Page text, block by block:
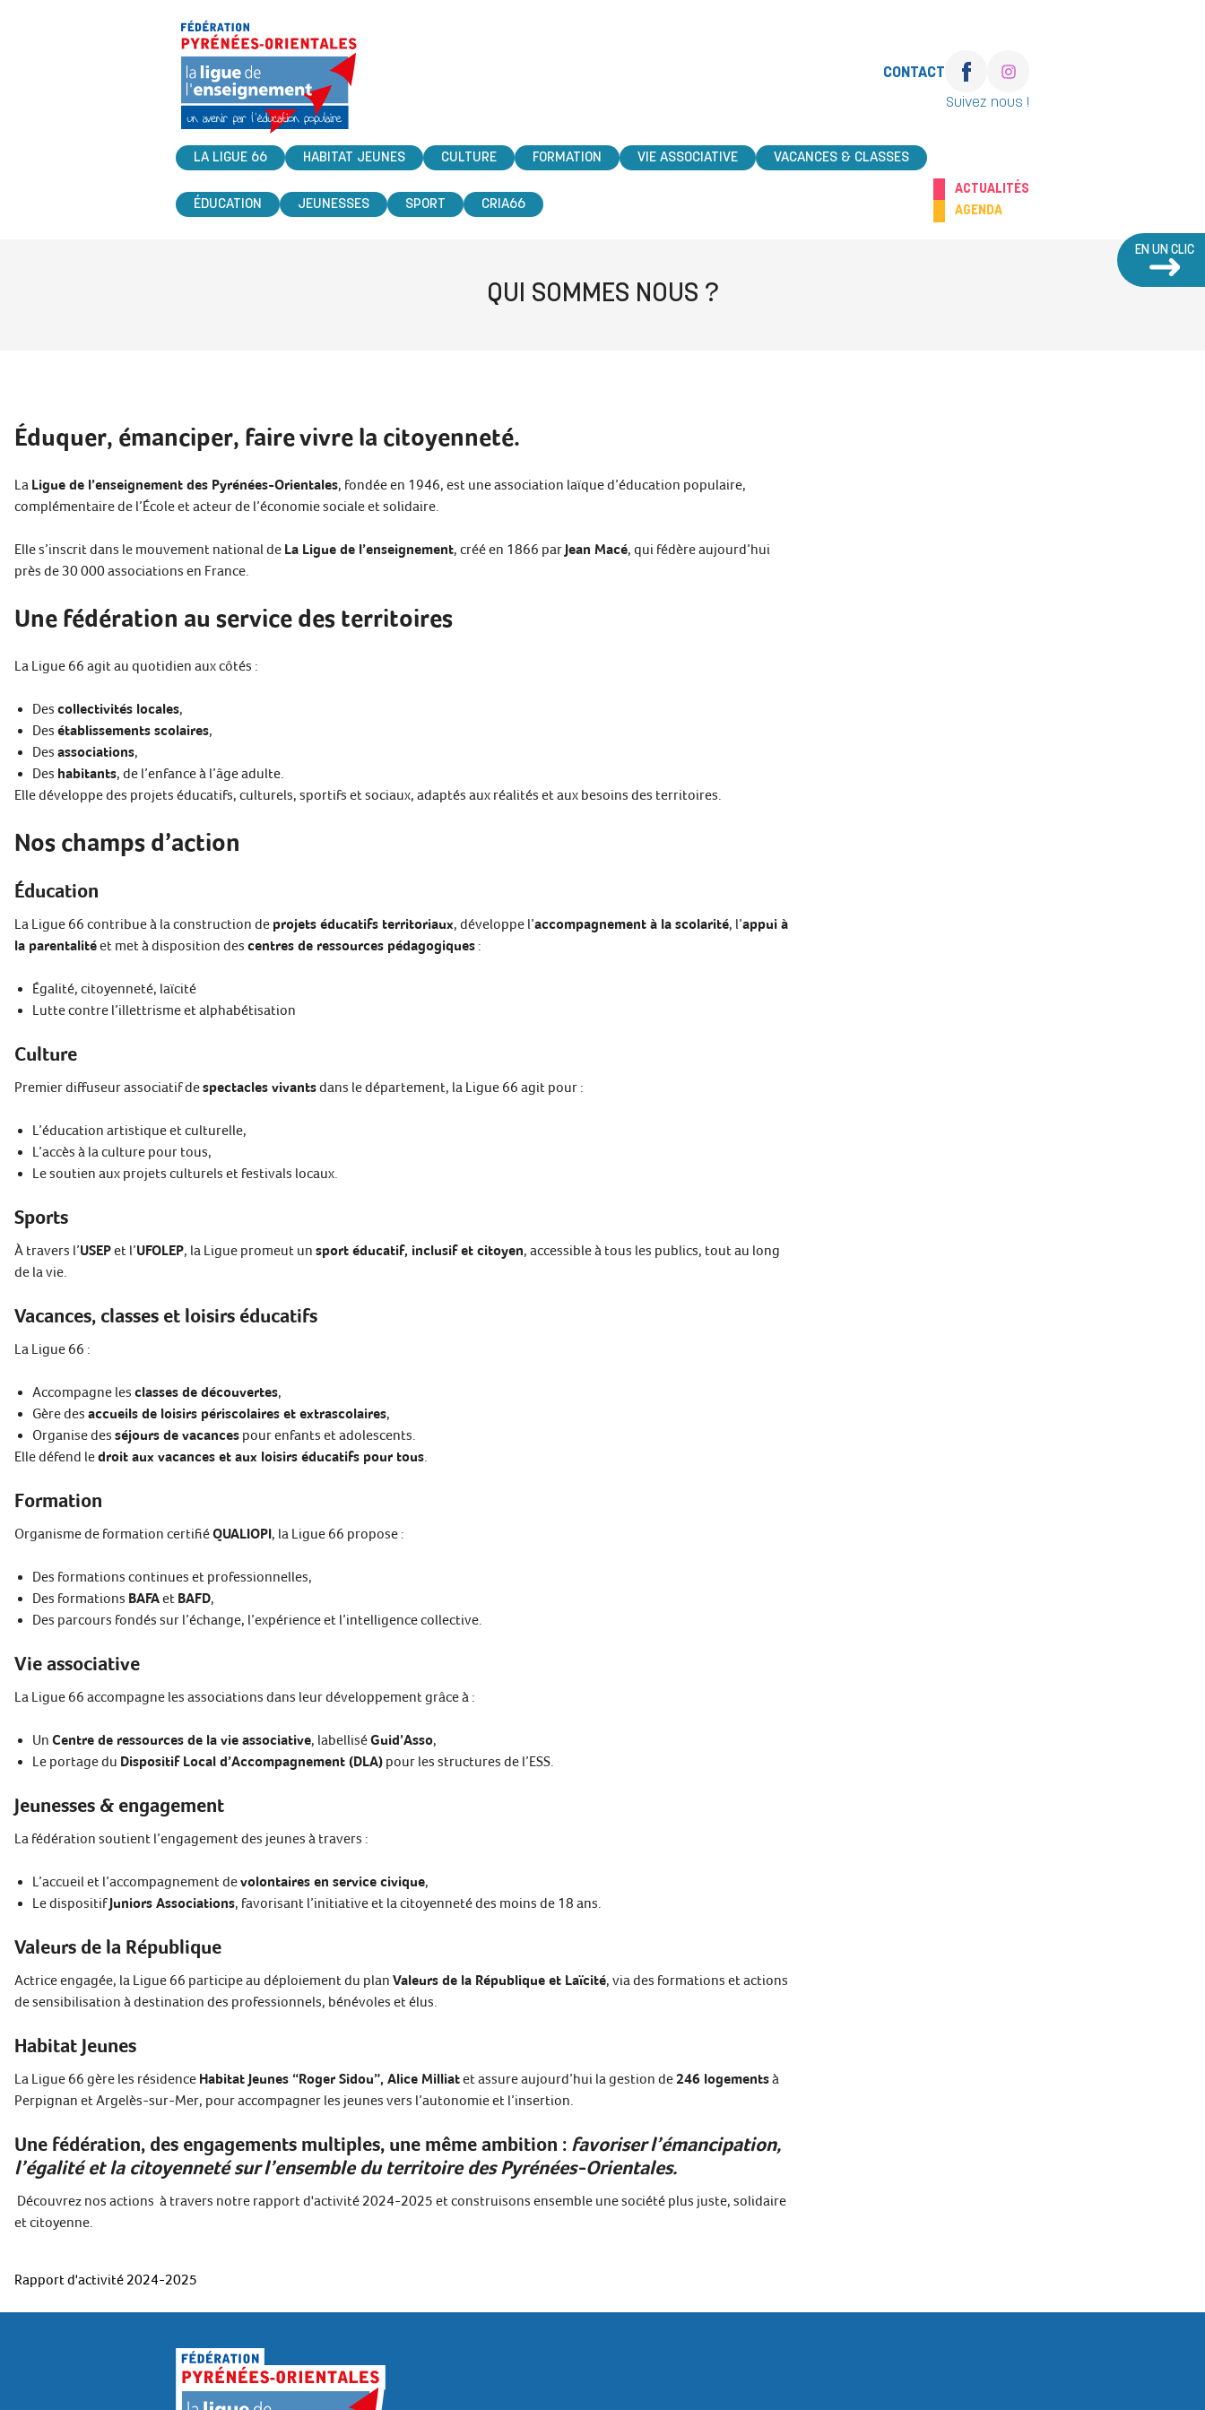
EN UN CLIC
CONTACT
Suivez nous !
LA LIGUE 66 HABITAT JEUNES CULTURE FORMATION VIE ASSOCIATIVE VACANCES & CLASSES
ÉDUCATION JEUNESSES SPORT CRIA66
ACTUALITÉS
AGENDA
QUI SOMMES NOUS ?
Éduquer, émanciper, faire vivre la citoyenneté.
La Ligue de l’enseignement des Pyrénées-Orientales, fondée en 1946, est une association laïque d’éducation populaire,
complémentaire de l’École et acteur de l’économie sociale et solidaire.
Elle s’inscrit dans le mouvement national de La Ligue de l’enseignement, créé en 1866 par Jean Macé, qui fédère aujourd’hui
près de 30 000 associations en France.
Une fédération au service des territoires
La Ligue 66 agit au quotidien aux côtés :
Des collectivités locales,
Des établissements scolaires,
Des associations,
Des habitants, de l’enfance à l’âge adulte.
Elle développe des projets éducatifs, culturels, sportifs et sociaux, adaptés aux réalités et aux besoins des territoires.
Nos champs d’action
Éducation
La Ligue 66 contribue à la construction de projets éducatifs territoriaux, développe l’accompagnement à la scolarité, l’appui à
la parentalitéet met à disposition des centres de ressources pédagogiques :
Égalité, citoyenneté, laïcité
Lutte contre l’illettrisme et alphabétisation
Culture
Premier diffuseur associatif despectacles vivantsdans le département, la Ligue 66 agit pour :
L’éducation artistique et culturelle,
L’accès à la culture pour tous,
Le soutien aux projets culturels et festivals locaux.
Sports
À travers l’USEPet l’UFOLEP, la Ligue promeut un sport éducatif, inclusif et citoyen, accessible à tous les publics, tout au long
de la vie.
Vacances, classes et loisirs éducatifs
La Ligue 66 :
Accompagne les classes de découvertes,
Gère des accueils de loisirs périscolaires et extrascolaires,
Organise des séjours de vacances pour enfants et adolescents.
Elle défend ledroit aux vacances et aux loisirs éducatifs pour tous.
Formation
Organisme de formation certifiéQUALIOPI, la Ligue 66 propose :
Des formations continues et professionnelles,
Des formations BAFAet BAFD,
Des parcours fondés sur l’échange, l’expérience et l’intelligence collective.
Vie associative
La Ligue 66 accompagne les associations dans leur développement grâce à :
Un Centre de ressources de la vie associative, labelliséGuid’Asso,
Le portage du Dispositif Local d’Accompagnement (DLA) pour les structures de l’ESS.
Jeunesses & engagement
La fédération soutient l’engagement des jeunes à travers :
L’accueil et l’accompagnement devolontaires en service civique,
Le dispositifJuniors Associations, favorisant l’initiative et la citoyenneté des moins de 18 ans.
Valeurs de la République
Actrice engagée, la Ligue 66 participe au déploiement du plan Valeurs de la République et Laïcité, via des formations et actions
de sensibilisation à destination des professionnels, bénévoles et élus.
Habitat Jeunes
La Ligue 66 gère les résidence Habitat Jeunes “Roger Sidou”, Alice Milliatet assure aujourd’hui la gestion de246 logementsà
Perpignan et Argelès-sur-Mer, pour accompagner les jeunes vers l’autonomie et l’insertion.
Une fédération, des engagements multiples, une même ambition : favoriser l’émancipation,
l’égalité et la citoyenneté sur l’ensemble du territoire des Pyrénées-Orientales.
Découvrez nos actions à travers notre rapport d'activité 2024-2025 et construisons ensemble une société plus juste, solidaire
et citoyenne.
Rapport d'activité 2024-2025